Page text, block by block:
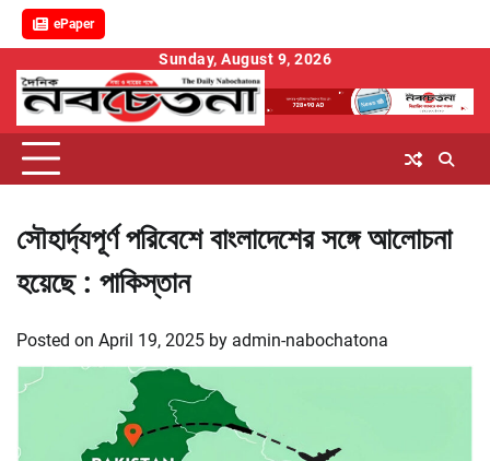
ePaper
content
Sunday, August 9, 2026
সৌহার্দ্যপূর্ণ পরিবেশে বাংলাদেশের সঙ্গে আলোচনা
হয়েছে : পাকিস্তান
Posted on April 19, 2025 by admin-nabochatona